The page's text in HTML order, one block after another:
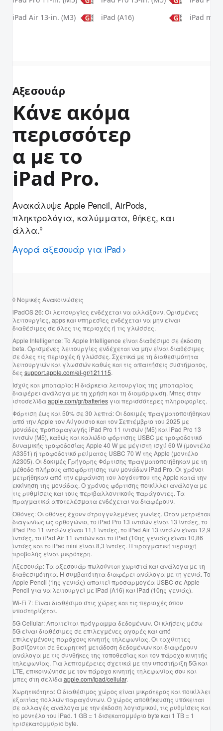
iPad Air 13-in. (M3)
iPad (A16) iPad mini
Αξεσουάρ
Κάνε ακόμα
περισσότερ
α με το
iPad Pro.
Ανακάλυψε Apple Pencil, AirPods,
πληκτρολόγια, καλύμματα, θήκες, και
άλλα.◊
Αγορά αξεσουάρ για iPad
◊ Νομικές Ανακοινώσεις
iPadOS 26:Οι λειτουργίες ενδέχεται να αλλάξουν. Ορισμένες
λειτουργίες, apps και υπηρεσίες ενδέχεται να μην είναι
διαθέσιμες σε όλες τις περιοχές ή τις γλώσσες.
Apple Intelligence:To Apple Intelligence είναι διαθέσιμο σε έκδοση
beta. Ορισμένες λειτουργίες ενδέχεται να μην είναι διαθέσιμες
σε όλες τις περιοχές ή γλώσσες. Σχετικά με τη διαθεσιμότητα
λειτουργιών και γλωσσών καθώς και τις απαιτήσεις συστήματος,
δες support.apple.com/el-gr/121115.
Ισχύς και μπαταρία:Η διάρκεια λειτουργίας της μπαταρίας
διαφέρει ανάλογα με τη χρήση και τη διαμόρφωση. Μπες στην
ιστοσελίδαapple.com/gr/batteriesγια περισσότερες πληροφορίες.
Φόρτιση έως και 50% σε 30 λεπτά:Οι δοκιμές πραγματοποιήθηκαν
από την Apple τον Αύγουστο και τον Σεπτέμβριο του 2025 με
μονάδες προπαραγωγής iPad Pro 11 ιντσών (M5) και iPad Pro 13
ιντσών (M5), καθώς και καλώδιο φόρτισης USBC με τροφοδοτικό
δυναμικής τροφοδοσίας Apple 40 W με μέγιστη ισχύ 60 W (μοντέλο
A3351) ή τροφοδοτικό ρεύματος USBC 70 W της Apple (μοντέλο
A2305). Οι δοκιμές Γρήγορης Φόρτισης πραγματοποιήθηκαν με τη
μέθοδο πλήρους αποφόρτηισης των μονάδων iPad Pro. Οι χρόνοι
μετρήθηκαν από την εμφάνιση του λογότυπου της Apple κατά την
εκκίνηση της μονάδας. Ο χρόνος φόρτισης ποικίλλει ανάλογα με
τις ρυθμίσεις και τους περιβαλλοντικούς παράγοντες. Τα
πραγματικά αποτελέσματα ενδέχεται να διαφέρουν.
Οθόνες:Οι οθόνες έχουν στρογγυλεμένες γωνίες. Όταν μετριέται
διαγωνίως ως ορθογώνιο, το iPad Pro 13 ιντσών είναι 13 ίντσες, το
iPad Pro 11 ιντσών είναι 11,1 ίντσες, το iPad Air 13 ιντσών είναι 12,9
ίντσες, το iPad Air 11 ιντσών και το iPad (10ης γενιάς) είναι 10,86
ίντσες και το iPad mini είναι 8,3 ίντσες. Η πραγματική περιοχή
προβολής είναι μικρότερη.
Αξεσουάρ:Τα αξεσουάρ πωλούνται χωριστά και ανάλογα με τη
διαθεσιμότητα. Η συμβατότητα διαφέρει ανάλογα με τη γενιά. Το
Apple Pencil (1ης γενιάς) απαιτεί προσαρμογέα USBC σε Apple
Pencil για να λειτουργεί με iPad (A16) και iPad (10ης γενιάς).
Wi-Fi 7:Είναι διαθέσιμο στις χώρες και τις περιοχές όπου
υποστηρίζεται.
5G Cellular:Απαιτείται πρόγραμμα δεδομένων. Οι κλήσεις μέσω
5G είναι διαθέσιμες σε επιλεγμένες αγορές και από
επιλεγμένους παρόχους κινητής τηλεφωνίας. Οι ταχύτητες
βασίζονται σε θεωρητική μετάδοση δεδομένων και διαφέρουν
ανάλογα με τις συνθήκες της τοποθεσίας και τον πάροχο κινητής
τηλεφωνίας. Για λεπτομέρειες σχετικά με την υποστήριξη 5G και
LTE, επικοινώνησε με τον πάροχο κινητής τηλεφωνίας σου και
μπες στη σελίδαapple.com/ipad/cellular.
Χωρητικότητα:Ο διαθέσιμος χώρος είναι μικρότερος και ποικίλλει
εξαιτίας πολλών παραγόντων. Ο χώρος αποθήκευσης υπόκειται
σε αλλαγές ανάλογα με την έκδοση λογισμικού, τις ρυθμίσεις και
το μοντέλο του iPad. 1 GB = 1 δισεκατομμύριο byte και 1 TB = 1
τρισεκατομμύριο byte.